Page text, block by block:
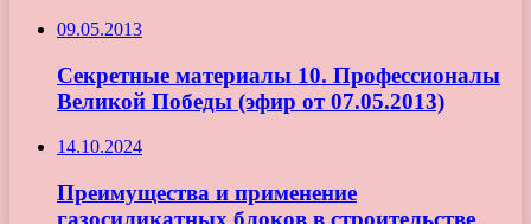
09.05.2013
Секретные материалы 10. Профессионалы
Великой Победы (эфир от 07.05.2013)
14.10.2024
Преимущества и применение
газосиликатных блоков в строительстве